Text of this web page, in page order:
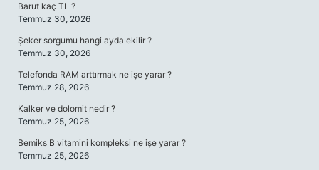
Barut kaç TL ?
Temmuz 30, 2026
Şeker sorgumu hangi ayda ekilir ?
Temmuz 30, 2026
Telefonda RAM arttırmak ne işe yarar ?
Temmuz 28, 2026
Kalker ve dolomit nedir ?
Temmuz 25, 2026
Bemiks B vitamini kompleksi ne işe yarar ?
Temmuz 25, 2026